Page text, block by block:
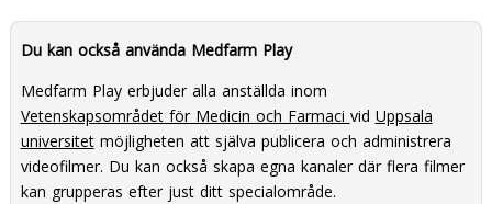
Du kan också använda Medfarm Play
Medfarm Play erbjuder alla anställda inom
Vetenskapsområdet för Medicin och Farmaci vid Uppsala
universitetmöjligheten att själva publicera och administrera
videofilmer. Du kan också skapa egna kanaler där flera filmer
kan grupperas efter just ditt specialområde.